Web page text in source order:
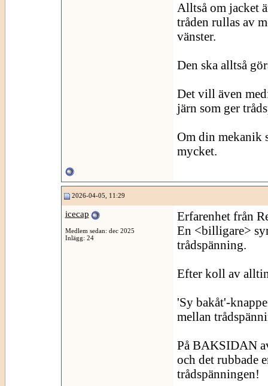
Alltså om jacket
tråden rullas av
vänster.
Den ska alltså
Det vill även
järn som ger
Om din mekanik
mycket.
2026-04-05, 11:29
icecap
Medlem sedan: dec 2025
Inlägg: 24
Erfarenhet från
En <billigare>
trådspänning.
Efter koll av
'Sy bakåt'-
mellan
På BAKSIDAN
och det rubbade
trådspänningen!